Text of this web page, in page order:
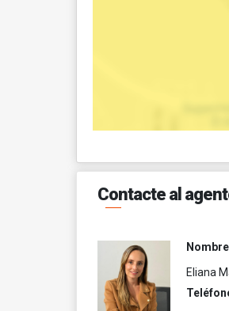
Contacte al
Eliana